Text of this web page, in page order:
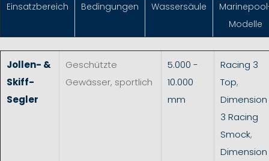
Einsatzbereich Bedingungen Wassersäule
Modelle
Jollen- &
Skiff-
Segler
Geschützte
Gewässer, sportlich
5.000 -
10.000
mm
Racing 3
Top,
Dimension
3 Racing
Smock,
Dimension